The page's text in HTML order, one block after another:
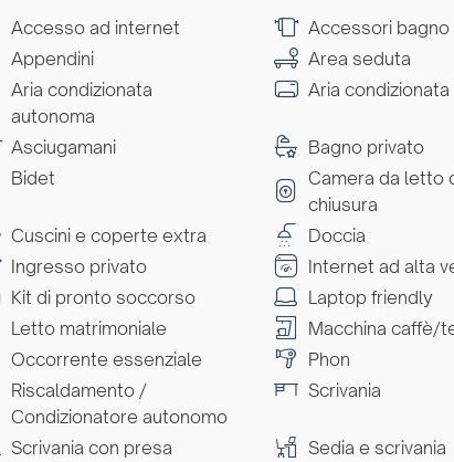
Accesso ad internet Accessori bagno
Appendini
Area seduta
Aria condizionata
autonoma
Aria condizionata
Asciugamani Bagno privato
Bidet
Camera da letto
chiusura
Cuscini e coperte extra Doccia
Ingresso privato
Internet ad alta
Kit di pronto soccorso
Laptop friendly
Letto matrimoniale
Macchina caffè/
Occorrente essenziale
Phon
Riscaldamento /
Condizionatore autonomo
Scrivania
Scrivania con presa
Sedia e scrivania